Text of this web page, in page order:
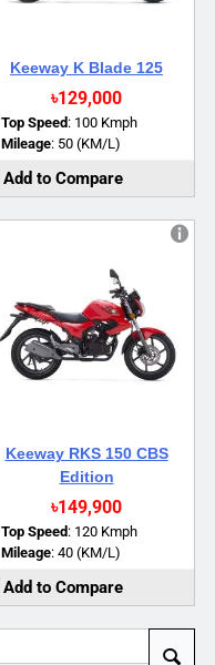
Keeway K Blade 125
৳129,000
Top Speed: 100 Kmph
Mileage: 50 (KM/L)
Add to Compare
Keeway RKS 150 CBS
Edition
৳149,900
Top Speed: 120 Kmph
Mileage: 40 (KM/L)
Add to Compare